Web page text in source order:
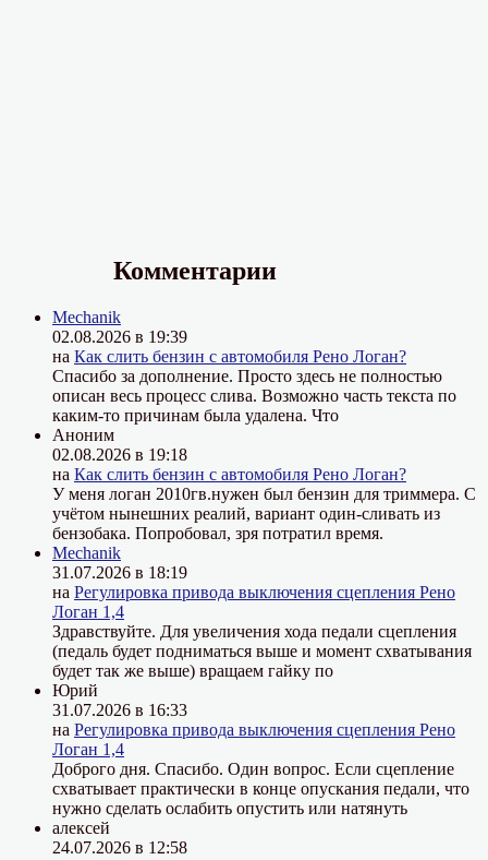
Комментарии
Mechanik
02.08.2026 в 19:39
на Как слить бензин с автомобиля Рено Логан?
Спасибо за дополнение. Просто здесь не полностью
описан весь процесс слива. Возможно часть текста по
каким-то причинам была удалена. Что
Аноним
02.08.2026 в 19:18
на Как слить бензин с автомобиля Рено Логан?
У меня логан 2010гв.нужен был бензин для триммера. С
учётом нынешних реалий, вариант один-сливать из
бензобака. Попробовал, зря потратил время.
Mechanik
31.07.2026 в 18:19
на Регулировка привода выключения сцепления Рено
Логан 1,4
Здравствуйте. Для увеличения хода педали сцепления
(педаль будет подниматься выше и момент схватывания
будет так же выше) вращаем гайку по
Юрий
31.07.2026 в 16:33
на Регулировка привода выключения сцепления Рено
Логан 1,4
Доброго дня. Спасибо. Один вопрос. Если сцепление
схватывает практически в конце опускания педали, что
нужно сделать ослабить опустить или натянуть
алексей
24.07.2026 в 12:58